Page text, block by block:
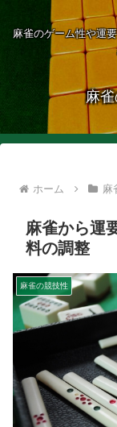
麻雀のゲーム性や運
麻
ホーム 麻
麻雀から運
料の調整
麻雀の競技性